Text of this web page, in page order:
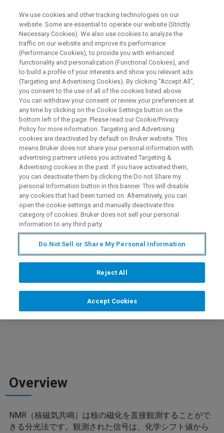
NUCLEAR MAGNETIC RESONANCE (NMR) WEBINAR
定量NMR入門
NMR（核磁気共鳴）は核の磁化を直接観測す
ることができる分光法です。観測された信号
は、化学シフト値から官能基の種類を、Jカッ
プリングのパターンから隣り合う構造を、そ
して信号の面積を比べることで化合物の原子
数の比を、それぞれ求めるために用いること
ができます。とくに信号面積は同一分子内に
用いるだけではなく、異なる分子間のモル比
を算出するのに用いることもできます。この
分子間の信号面積の相対比較を応用し、既知
濃度の化合物に由来する信号を基準として、
未知濃度の化合物の濃度（または未知濃度の
Overview
NMR（核磁気共鳴）は核の磁化を直接観測することがで
きる分光法です。観測された信号は、化学シフト値から
We use cookies and other tracking technologies on our
website. Some are essential to operate our website (Strictly
Necessary Cookies). We also use cookies to analyze the
traffic on our website and improve its performance
(Performance Cookies), to provide you with enhanced
functionality and personalization (Functional Cookies), and
to build a profile of your interests and show you relevant ads
(Targeting and Advertising Cookies). By clicking "Accept All",
you consent to the use of all of the cookies listed above.
You can withdraw your consent or review your preferences at
any time by clicking on the Cookie Settings button on the
bottom left of the page. Please read our Cookie/Privacy
Policy for more information. Targeting and Advertising
cookies are deactivated by default on Bruker website. This
means Bruker does not share your personal information with
advertising partners unless you activated Targeting &
Advertising cookies in the past. If you have activated them,
you can deactivate them by clicking the Do not Share my
personal Information button in this banner. This will disable
any cookies that had been turned on. Alternatively, you can
open the cookie settings and manually deactivate this
category of cookies. Bruker does not sell your personal
information to any third party.
Do Not Sell or Share My Personal Information
Reject All
Accept Cookies